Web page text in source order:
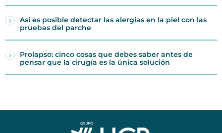
Así es posible detectar las alergias en la piel con las
pruebas del parche
Prolapso: cinco cosas que debes saber antes de
pensar que la cirugía es la única solución